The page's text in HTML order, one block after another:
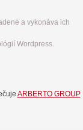
a vykonáva ich
Wordpress.
ARBERTO GROUP